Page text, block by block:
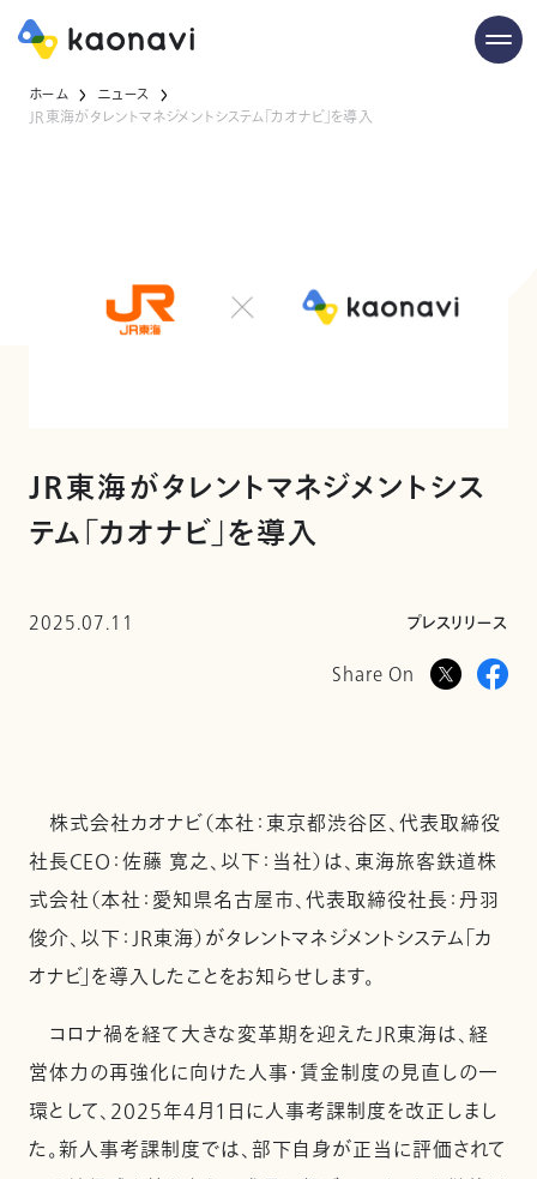
ホーム
ニュース
JR東海がタレントマネジメントシステム「カオナビ」を導入
JR東海がタレントマネジメントシス
テム「カオナビ」を導入
2025.07.11 プレスリリース
Share On
株式会社カオナビ（本社：東京都渋谷区、代表取締役
社長CEO：佐藤 寛之、以下：当社）は、東海旅客鉄道株
式会社（本社：愛知県名古屋市、代表取締役社長：丹羽
俊介、以下：JR東海）がタレントマネジメントシステム「カ
オナビ」を導入したことをお知らせします。
コロナ禍を経て大きな変革期を迎えたJR東海は、経
営体力の再強化に向けた人事・賃金制度の見直しの一
環として、2025年4月1日に人事考課制度を改正しまし
た。新人事考課制度では、部下自身が正当に評価されて